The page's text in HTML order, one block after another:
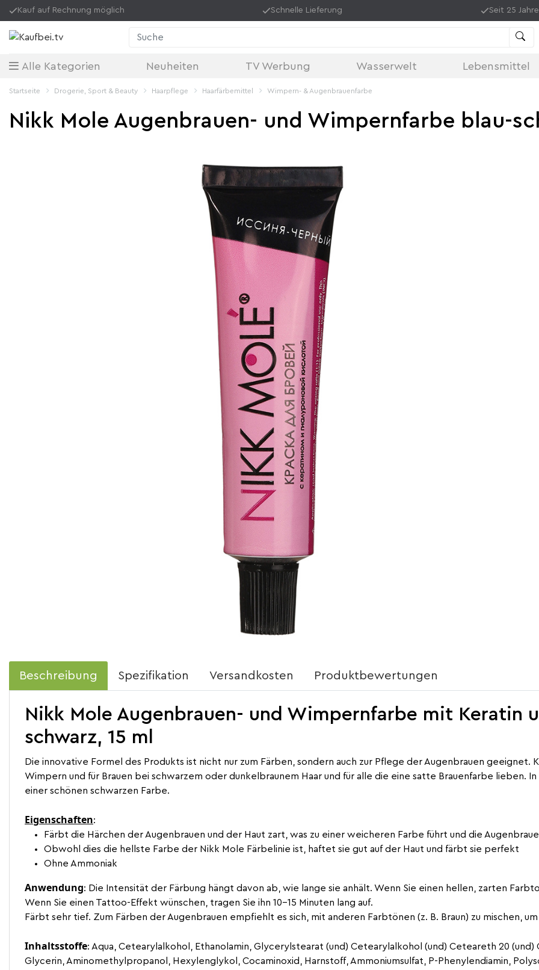
Kauf auf Rechnung möglich Schnelle Lieferung Seit 25
Suche
Alle Kategorien Neuheiten TV Werbung Wasserwelt Lebensmittel
Startseite Drogerie, Sport & Beauty Haarpflege Haarfärbemittel Wimpern- & Augenbrauenfarbe
Nikk Mole Augenbrauen- und Wimpernfarbe blau-
Beschreibung Spezifikation Versandkosten Produktbewertungen
Nikk Mole Augenbrauen- und Wimpernfarbe mit Keratin
schwarz, 15 ml
Die innovative Formel des Produkts ist nicht nur zum Färben, sondern auch zur Pflege der Augenbrauen geeignet.
Wimpern und für Brauen bei schwarzem oder dunkelbraunem Haar und für alle die eine satte Brauenfarbe lieben.
einer schönen schwarzen Farbe.
Eigenschaften:
Färbt die Härchen der Augenbrauen und der Haut zart, was zu einer weicheren Farbe führt und die
Obwohl dies die hellste Farbe der Nikk Mole Färbelinie ist, haftet sie gut auf der Haut und färbt sie perfekt
Ohne Ammoniak
Anwendung: Die Intensität der Färbung hängt davon ab, wie lange sie anhält. Wenn Sie einen hellen, zarten
Wenn Sie einen Tattoo-Effekt wünschen, tragen Sie ihn 10-15 Minuten lang auf.
Färbt sehr tief. Zum Färben der Augenbrauen empfiehlt es sich, mit anderen Farbtönen (z. B. Braun) zu mischen,
Inhaltsstoffe: Aqua, Cetearylalkohol, Ethanolamin, Glycerylstearat (und) Cetearylalkohol (und) Ceteareth 20
Glycerin, Aminomethylpropanol, Hexylenglykol, Cocaminoxid, Harnstoff, Ammoniumsulfat, P-Phenylendiamin,